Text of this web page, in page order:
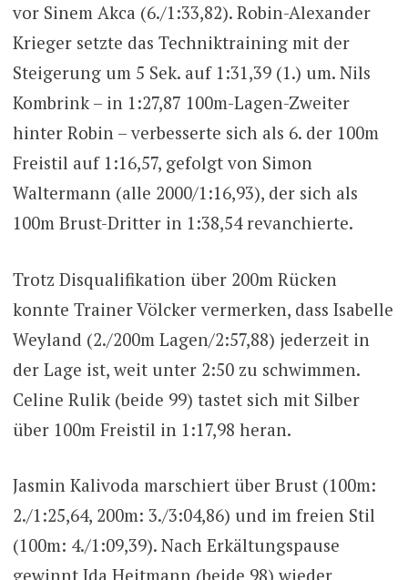
vor Sinem Akca (6./1:33,82). Robin-Alexander
Krieger setzte das Techniktraining mit der
Steigerung um 5 Sek. auf 1:31,39 (1.) um. Nils
Kombrink – in 1:27,87 100m-Lagen-Zweiter
hinter Robin – verbesserte sich als 6. der 100m
Freistil auf 1:16,57, gefolgt von Simon
Waltermann (alle 2000/1:16,93), der sich als
100m Brust-Dritter in 1:38,54 revanchierte.
Trotz Disqualifikation über 200m Rücken
konnte Trainer Völcker vermerken, dass Isabelle
Weyland (2./200m Lagen/2:57,88) jederzeit in
der Lage ist, weit unter 2:50 zu schwimmen.
Celine Rulik (beide 99) tastet sich mit Silber
über 100m Freistil in 1:17,98 heran.
Jasmin Kalivoda marschiert über Brust (100m:
2./1:25,64, 200m: 3./3:04,86) und im freien Stil
(100m: 4./1:09,39). Nach Erkältungspause
gewinnt Ida Heitmann (beide 98) wieder